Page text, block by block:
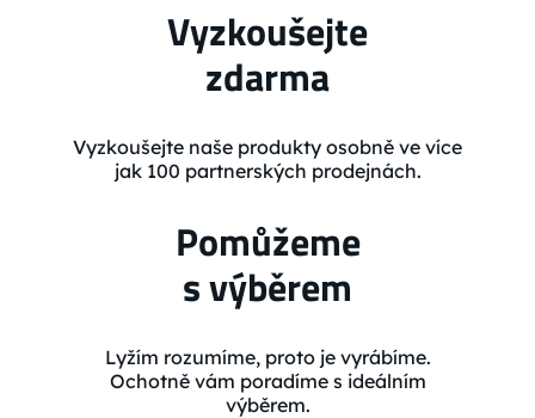
Vyzkoušejte
zdarma
Vyzkoušejte naše produkty osobně ve více
jak 100 partnerských prodejnách.
Pomůžeme
s výběrem
Lyžím rozumíme, proto je vyrábíme.
Ochotně vám poradíme s ideálním
výběrem.